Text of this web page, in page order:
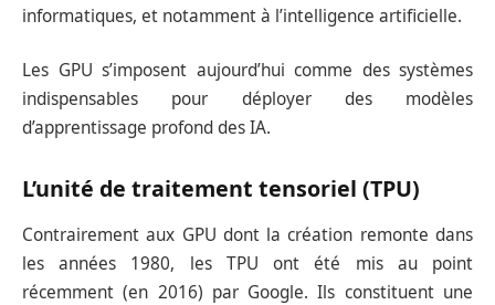
informatiques, et notamment à l’intelligence artificielle.
Les GPU s’imposent aujourd’hui comme des systèmes
indispensables pour déployer des modèles
d’apprentissage profond des IA.
L’unité de traitement tensoriel (TPU)
Contrairement aux GPU dont la création remonte dans
les années 1980, les TPU ont été mis au point
récemment (en 2016) par Google. Ils constituent une